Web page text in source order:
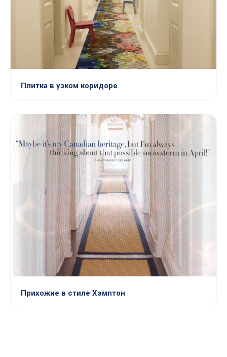
Плитка в узком коридоре
Прихожие в стиле Хэмптон